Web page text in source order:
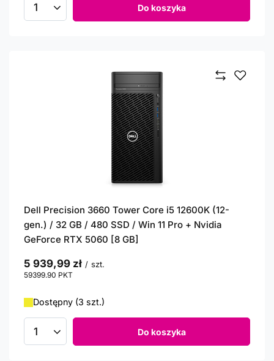
Ilość produktów Do koszyka
Dell Precision 3660 Tower Core i5 12600K (12-
gen.) / 32 GB / 480 SSD / Win 11 Pro + Nvidia
GeForce RTX 5060 [8 GB]
5 939,99 zł / szt.
59399.90 PKT
Dostępny (3 szt.)
Ilość produktów Do koszyka